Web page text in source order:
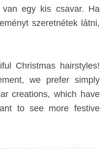
van egy kis csavar. Ha
szeretnétek látni,
Christmas hairstyles!
we prefer simply
creations, which have
to see more festive